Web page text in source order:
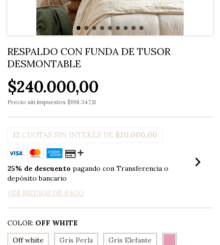
RESPALDO CON FUNDA DE TUSOR
DESMONTABLE
$240.000,00
Precio sin impuestos $198.347,11
12 CUOTAS SIN INTERÉS DE $20.000,00
25% de descuento pagando con Transferencia o
depósito bancario
VER MEDIOS DE PAGO
COLOR: OFF WHITE
Off white
Gris Perla Gris Elefante